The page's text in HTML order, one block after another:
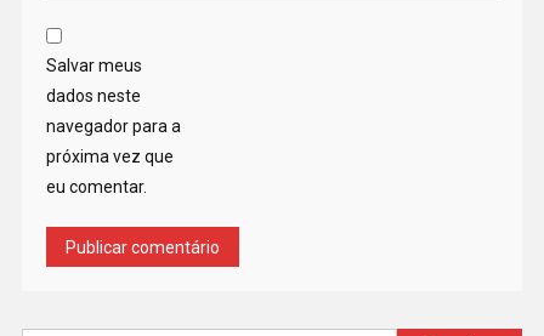
Salvar meus
dados neste
navegador para a
próxima vez que
eu comentar.